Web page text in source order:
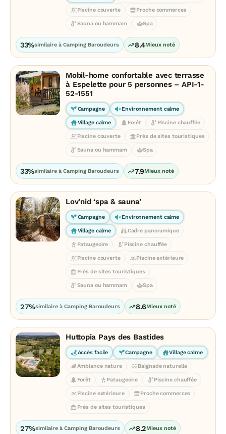
Piscine couverte Proche commerces
Sauna ou hammam Spa
33%similaire à Camping Baroudeurs 8.4Mieux noté
Mobil-home confortable avec terrasse
à Espelette pour 5 personnes – API-1-
52-1551
Campagne Environnement calme
Village calme Forêt Piscine chauffée
Piscine couverte Près de sites touristiques
Sauna ou hammam Spa
33%similaire à Camping Baroudeurs 7.9Mieux noté
Lov’nid ‘spa & sauna’
Campagne Environnement calme
Village calme Cadre panoramique
Pataugeoire Piscine chauffée
Piscine couverte Piscine extérieure
Près de sites touristiques
Sauna ou hammam Spa
27%similaire à Camping Baroudeurs 8.6Mieux noté
Huttopia Pays des Bastides
Accès facile Campagne Village calme
Ambiance nature Baignade naturelle
Forêt Pataugeoire Piscine chauffée
Piscine extérieure Proche commerces
Près de sites touristiques
27%similaire à Camping Baroudeurs 8.2Mieux noté